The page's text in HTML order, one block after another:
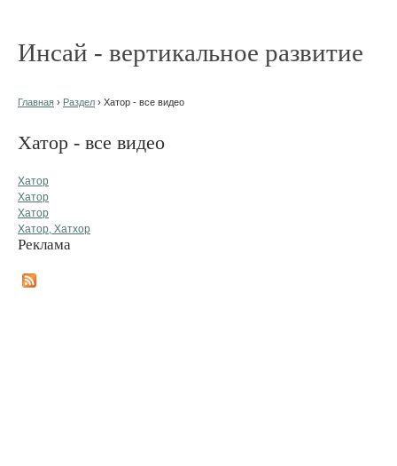
Инсай - вертикальное развитие
Главная › Раздел › Хатор - все видео
Хатор - все видео
Хатор
Хатор
Хатор
Хатор, Хатхор
Реклама